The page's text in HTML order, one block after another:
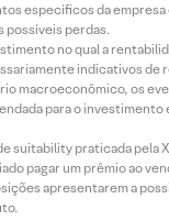
específicos da
possíveis perdas.
no qual a
indicativos de
macroeconômico, os
para o investimento
suitability praticada pela
pagar um prêmio ao
apresentarem a